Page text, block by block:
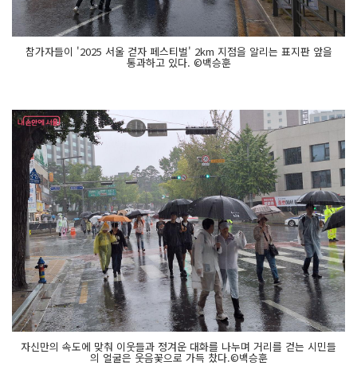
참가자들이 '2025 서울 걷자 페스티벌' 2km 지점을 알리는 표지판 앞을
통과하고 있다. ©백승훈
자신만의 속도에 맞춰 이웃들과 정겨운 대화를 나누며 거리를 걷는 시민들
의 얼굴은 웃음꽃으로 가득 찼다.©백승훈